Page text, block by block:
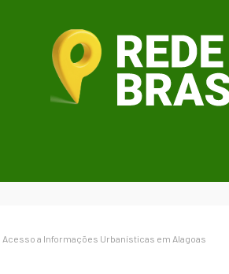
Acesso a Informações Urbanísticas em Alagoas